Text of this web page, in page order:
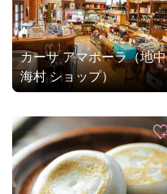
カーサ アマポーラ（地中
海村 ショップ）